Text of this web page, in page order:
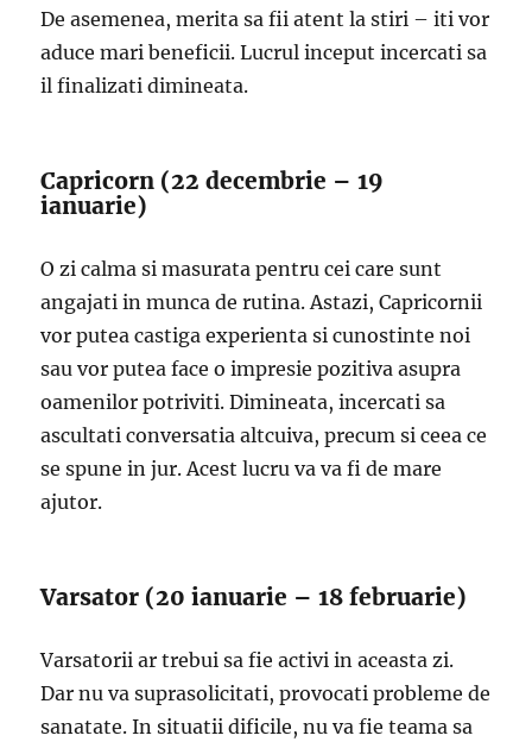
De asemenea, merita sa fii atent la stiri – iti vor
aduce mari beneficii. Lucrul inceput incercati sa
il finalizati dimineata.
Capricorn (22 decembrie – 19
ianuarie)
O zi calma si masurata pentru cei care sunt
angajati in munca de rutina. Astazi, Capricornii
vor putea castiga experienta si cunostinte noi
sau vor putea face o impresie pozitiva asupra
oamenilor potriviti. Dimineata, incercati sa
ascultati conversatia altcuiva, precum si ceea ce
se spune in jur. Acest lucru va va fi de mare
ajutor.
Varsator (20 ianuarie – 18 februarie)
Varsatorii ar trebui sa fie activi in aceasta zi.
Dar nu va suprasolicitati, provocati probleme de
sanatate. In situatii dificile, nu va fie teama sa